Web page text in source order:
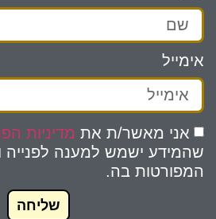
אימייל
אני מאשר/ת את מדיניות
שהמידע ישמש למענה לפנייה
המפורטות בה.
שליחה